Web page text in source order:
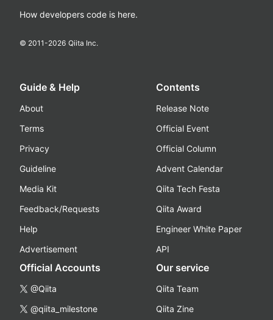
How developers code is here.
© 2011-2026 Qiita Inc.
Guide & Help
About
Terms
Privacy
Guideline
Media Kit
Feedback/Requests
Help
Advertisement
Contents
Release Note
Official Event
Official Column
Advent Calendar
Qiita Tech Festa
Qiita Award
Engineer White Paper
API
Official Accounts
@Qiita
@qiita_milestone
Our service
Qiita Team
Qiita Zine